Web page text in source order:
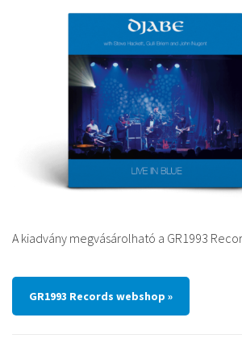
A kiadvány megvásárolható a GR1993
GR1993 Records webshop »